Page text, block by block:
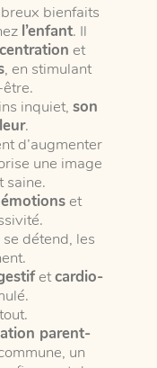
bienfaits
l’enfant. Il
et
, en stimulant
inquiet, son
.
d’augmenter
une image
saine.
et
détend, les
etcardio-
parent-
un